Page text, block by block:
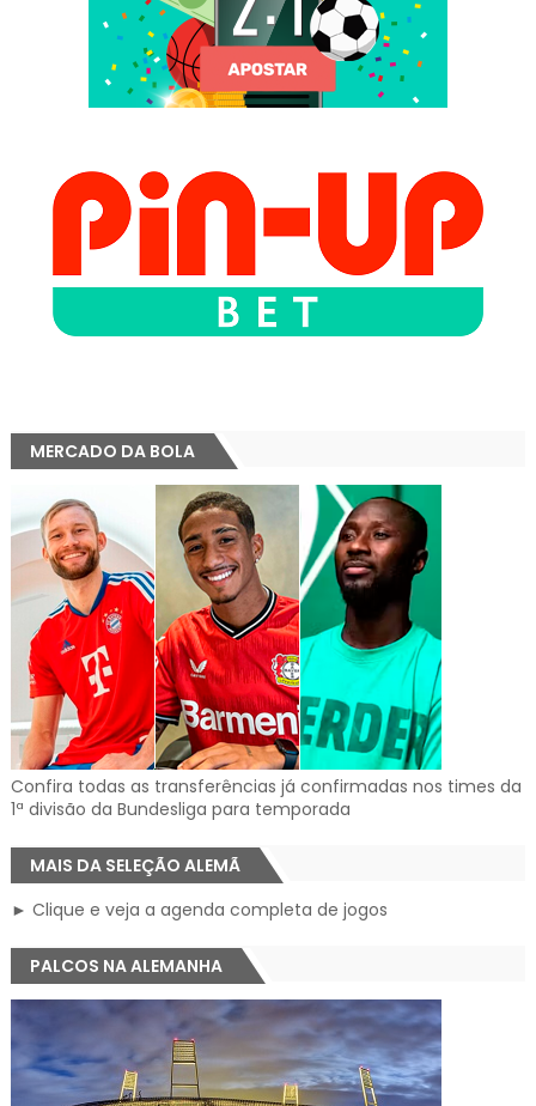
MERCADO DA BOLA
Confira todas as transferências já confirmadas nos times da
1ª divisão da Bundesliga para temporada
MAIS DA SELEÇÃO ALEMÃ
► Clique e veja a agenda completa de jogos
PALCOS NA ALEMANHA